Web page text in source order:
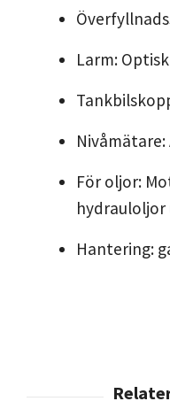
Larm:
För oljor:
hydrauloljor
Hantering: